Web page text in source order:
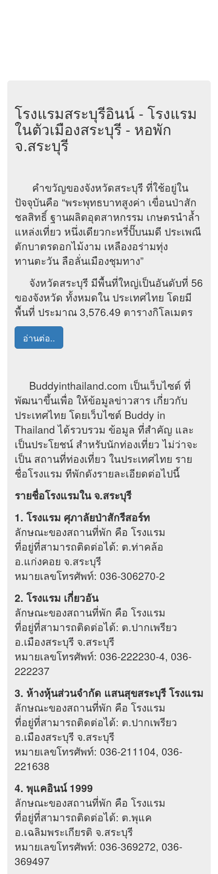
โรงแรมสระบุรีอินน์ - โรงแรม
ในตัวเมืองสระบุรี - หอพัก
จ.สระบุรี
คำขวัญของจังหวัดสระบุรี ที่ใช้อยู่ใน
ปัจจุบันคือ “พระพุทธบาทสูงค่า เขื่อนป่าสัก
ชลสิทธิ์ ฐานผลิตอุตสาหกรรม เกษตรนำล้ำ
แหล่งเที่ยว หนึ่งเดียวกะหรี่ปั๊บนมดี ประเพณี
ตักบาตรดอกไม้งาม เหลืองอร่ามทุ่ง
ทานตะวัน ลือลั่นเมืองชุมทาง”
จังหวัดสระบุรี มีพื้นที่ใหญ่เป็นอันดับที่ 56
ของจังหวัด ทั้งหมดใน ประเทศไทย โดยมี
พื้นที่ ประมาณ 3,576.49 ตารางกิโลเมตร
อ่านต่อ..
Buddyinthailand.com เป็นเว็บไซต์ ที่
พัฒนาขึ้นเพื่อ ให้ข้อมูลข่าวสาร เกี่ยวกับ
ประเทศไทย โดยเว็บไซต์ Buddy in
Thailand ได้รวบรวม ข้อมูล ที่สำคัญ และ
เป็นประโยชน์ สำหรับนักท่องเที่ยว ไม่ว่าจะ
เป็น สถานที่ท่องเที่ยว ในประเทศไทย ราย
ชื่อโรงแรม ทีพักดังรายละเอียดต่อไปนี้
รายชื่อโรงแรมใน จ.สระบุรี
1. โรงแรม ศุภาลัยป่าสักรีสอร์ท
ลักษณะของสถานที่พัก คือ โรงแรม
ที่อยู่ที่สามารถติดต่อได้: ต.ท่าคล้อ
อ.แก่งคอย จ.สระบุรี
หมายเลขโทรศัพท์: 036-306270-2
2. โรงแรม เกี่ยวอัน
ลักษณะของสถานที่พัก คือ โรงแรม
ที่อยู่ที่สามารถติดต่อได้: ต.ปากเพรียว
อ.เมืองสระบุรี จ.สระบุรี
หมายเลขโทรศัพท์: 036-222230-4, 036-
222237
3. ห้างหุ้นส่วนจำกัด แสนสุขสระบุรี โรงแรม
ลักษณะของสถานที่พัก คือ โรงแรม
ที่อยู่ที่สามารถติดต่อได้: ต.ปากเพรียว
อ.เมืองสระบุรี จ.สระบุรี
หมายเลขโทรศัพท์: 036-211104, 036-
221638
4. พุแคอินน์ 1999
ลักษณะของสถานที่พัก คือ โรงแรม
ที่อยู่ที่สามารถติดต่อได้: ต.พุแค
อ.เฉลิมพระเกียรติ จ.สระบุรี
หมายเลขโทรศัพท์: 036-369272, 036-
369497